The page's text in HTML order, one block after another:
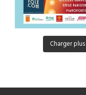
Charger plus